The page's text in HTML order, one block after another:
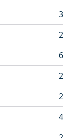
3
2
6
2
2
4